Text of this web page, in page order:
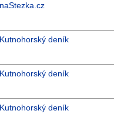
deník
deník
deník